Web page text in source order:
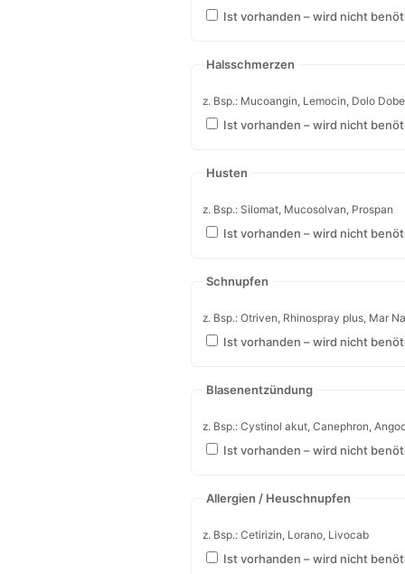
Ist vorhanden – wird nicht
Schmerzen / Fieber
z. Bsp.: Benuron, Dolormin, Aspirin,
Ist vorhanden – wird nicht
Krampflösende Mittel
z. Bsp.: Buscopan plus
Ist vorhanden – wird nicht
Halsschmerzen
z. Bsp.: Mucoangin, Lemocin, Dolo
Ist vorhanden – wird nicht
Husten
z. Bsp.: Silomat, Mucosolvan, Prospan
Ist vorhanden – wird nicht
Schnupfen
z. Bsp.: Otriven, Rhinospray plus, Mar
Ist vorhanden – wird nicht